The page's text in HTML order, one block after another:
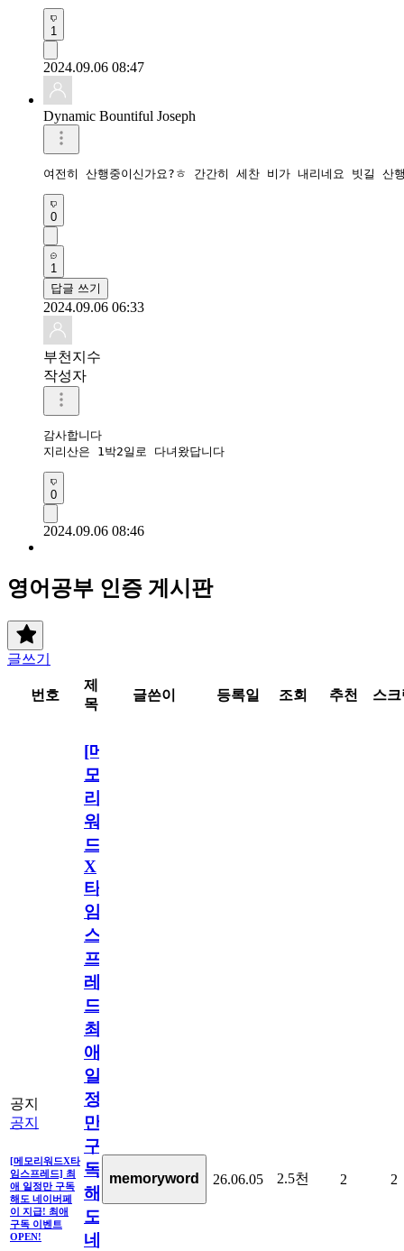
1
2024.09.06 08:47
Dynamic Bountiful Joseph
여전히 산행중이신가요?ㅎ 간간히 세찬 비가 내리네요 빗길
0
1
답글 쓰기
2024.09.06 06:33
부천지수
작성자
감사합니다
지리산은 1박2일로 다녀왔답니다
0
2024.09.06 08:46
영어공부 인증 게시판
글쓰기
번호
제
목
글쓴이 등록일 조회 추천 스
공지
공지
[메모리워드X타
임스프레드] 최
애 일정만 구독
해도 네이버페
이 지급! 최애
구독 이벤트
OPEN!
[메
모
리
워
드
X
타
임
스
프
레
드]
최
애
일
정
만
구
독
해
도
네
memoryword 26.06.05 2.5천 2 2